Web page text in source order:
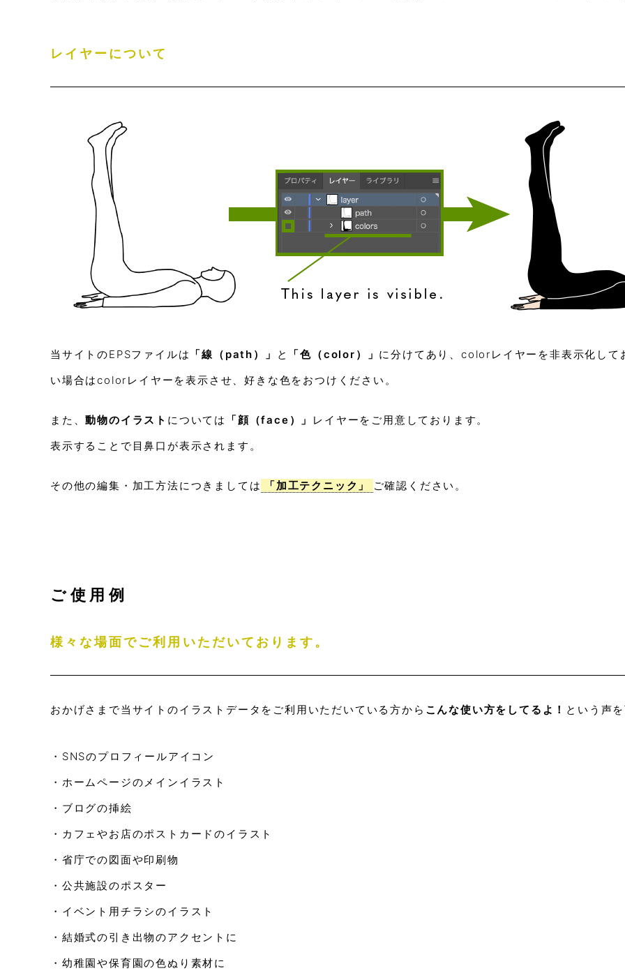
レイヤーについて
当サイトのEPSファイルは 「線（path）」 と 「色（color）」 に分けてあり、colorレイヤーを非表示化して
い場合はcolorレイヤーを表示させ、好きな色をおつけください。
また、動物のイラスト については 「顔（face）」 レイヤーをご用意しております。
表示することで目鼻口が表示されます。
その他の編集・加工方法につきましては 「加工テクニック」 ご確認ください。
ご使用例
様々な場面でご利用いただいております。
おかげさまで当サイトのイラストデータをご利用いただいている方から こんな使い方をしてるよ！ という声
・SNSのプロフィールアイコン
・ホームページのメインイラスト
・ブログの挿絵
・カフェやお店のポストカードのイラスト
・省庁での図面や印刷物
・公共施設のポスター
・イベント用チラシのイラスト
・結婚式の引き出物のアクセントに
・幼稚園や保育園の色ぬり素材に